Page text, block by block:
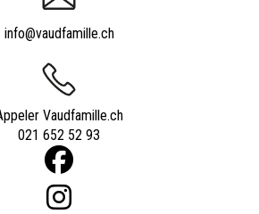
info@vaudfamille.ch
Vaudfamille.ch
021 652 52 93